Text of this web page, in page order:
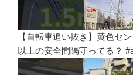
【自転車追い抜き】黄色セ
以上の安全間隔守ってる？